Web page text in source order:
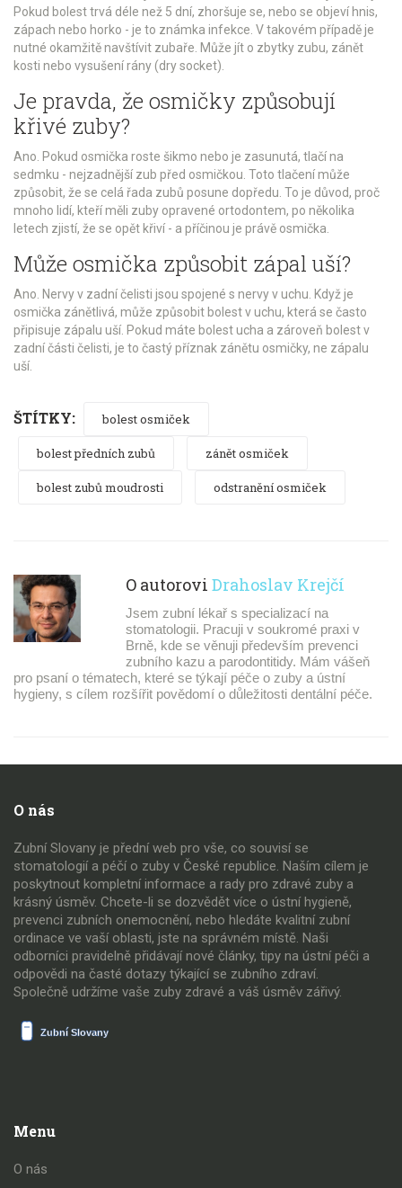
Pokud bolest trvá déle než 5 dní, zhoršuje se, nebo se objeví hnis,
zápach nebo horko - je to známka infekce. V takovém případě je
nutné okamžitě navštívit zubaře. Může jít o zbytky zubu, zánět
kosti nebo vysušení rány (dry socket).
Je pravda, že osmičky způsobují
křivé zuby?
Ano. Pokud osmička roste šikmo nebo je zasunutá, tlačí na
sedmku - nejzadnější zub před osmičkou. Toto tlačení může
způsobit, že se celá řada zubů posune dopředu. To je důvod, proč
mnoho lidí, kteří měli zuby opravené ortodontem, po několika
letech zjistí, že se opět křiví - a příčinou je právě osmička.
Může osmička způsobit zápal uší?
Ano. Nervy v zadní čelisti jsou spojené s nervy v uchu. Když je
osmička zánětlivá, může způsobit bolest v uchu, která se často
připisuje zápalu uší. Pokud máte bolest ucha a zároveň bolest v
zadní části čelisti, je to častý příznak zánětu osmičky, ne zápalu
uší.
ŠTÍTKY: bolest osmiček
bolest předních zubů zánět osmiček
bolest zubů moudrosti odstranění osmiček
O autorovi Drahoslav Krejčí
Jsem zubní lékař s specializací na
stomatologii. Pracuji v soukromé praxi v
Brně, kde se věnuji především prevenci
zubního kazu a parodontitidy. Mám vášeň
pro psaní o tématech, které se týkají péče o zuby a ústní
hygieny, s cílem rozšířit povědomí o důležitosti dentální péče.
O nás
Zubní Slovany je přední web pro vše, co souvisí se
stomatologií a péčí o zuby v České republice. Naším cílem je
poskytnout kompletní informace a rady pro zdravé zuby a
krásný úsměv. Chcete-li se dozvědět více o ústní hygieně,
prevenci zubních onemocnění, nebo hledáte kvalitní zubní
ordinace ve vaší oblasti, jste na správném místě. Naši
odborníci pravidelně přidávají nové články, tipy na ústní péči a
odpovědi na časté dotazy týkající se zubního zdraví.
Společně udržíme vaše zuby zdravé a váš úsměv zářivý.
Menu
O nás